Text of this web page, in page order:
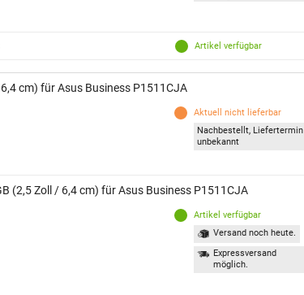
Artikel verfügbar
cm) für Asus Business P1511CJA
Aktuell nicht lieferbar
Nachbestellt, Liefertermin
unbekannt
(2,5 Zoll / 6,4 cm) für Asus Business P1511CJA
Artikel verfügbar
Versand noch heute.
Expressversand
möglich.